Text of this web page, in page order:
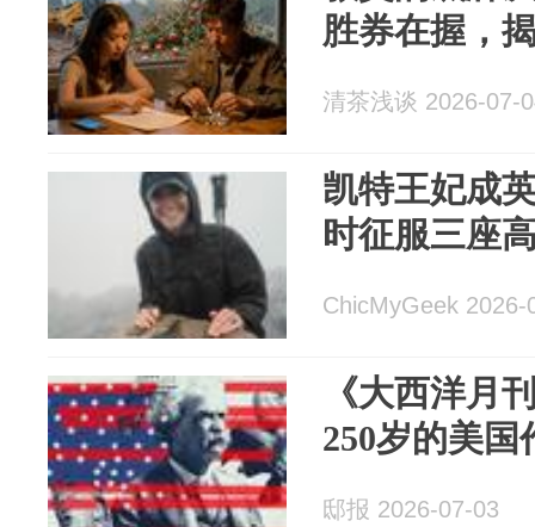
胜券在握，
清茶浅谈 2026-07-
凯特王妃成
时征服三座
ChicMyGeek 2026-
《大西洋月
250岁的美国
邸报 2026-07-03